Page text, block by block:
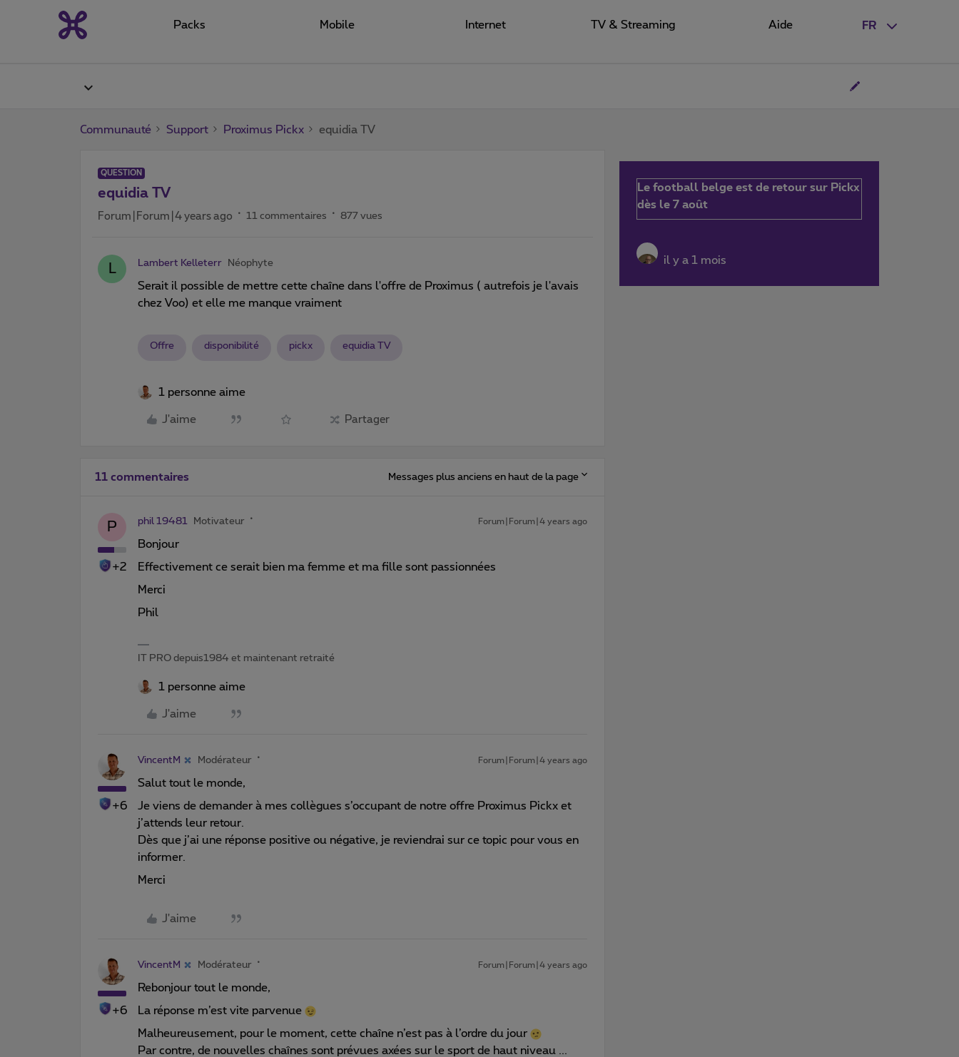
FR
Packs Mobile Internet TV & Streaming Aide
Communauté Support Proximus Pickx equidia TV
QUESTION
equidia TV
Forum|Forum|4 years ago 11 commentaires 877 vues
L Lambert Kelleterr Néophyte
Serait il possible de mettre cette chaîne dans l'offre de Proximus ( autrefois je l'avais
chez Voo) et elle me manque vraiment
Offre disponibilité pickx equidia TV
1 personne aime
J'aime Partager
11 commentaires Messages plus anciens en haut de la page
P
+2
phil 19481 Motivateur Forum|Forum|4 years ago
Bonjour
Effectivement ce serait bien ma femme et ma fille sont passionnées
Merci
Phil
IT PRO depuis1984 et maintenant retraité
1 personne aime
J'aime
+6
VincentM Modérateur Forum|Forum|4 years ago
Salut tout le monde,
Je viens de demander à mes collègues s’occupant de notre offre Proximus Pickx et
j’attends leur retour.
Dès que j’ai une réponse positive ou négative, je reviendrai sur ce topic pour vous en
informer.
Merci
J'aime
+6
VincentM Modérateur Forum|Forum|4 years ago
Rebonjour tout le monde,
La réponse m’est vite parvenue
Malheureusement, pour le moment, cette chaîne n’est pas à l’ordre du jour
Par contre, de nouvelles chaînes sont prévues axées sur le sport de haut niveau ...
Le football belge est de retour sur Pickx
dès le 7 août
il y a 1 mois